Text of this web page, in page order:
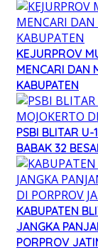
KEJURPROV
MENCARI DAN
KABUPATEN
PSBI BLITAR
BABAK 32
KABUPATEN
JANGKA
PORPROV